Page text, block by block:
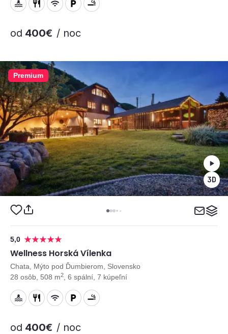
od 400€ / noc
5,0
Wellness Horská Vílenka
Chata, Mýto pod Ďumbierom, Slovensko
28 osôb, 508 m2 , 6 spální, 7 kúpeľní
od 400€ / noc
Premium